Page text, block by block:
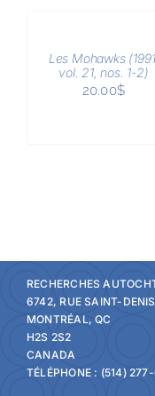
DÉTAILS
Les Mohawks
vol. 21, nos. 1-2)
20.00$
RECHERCHES
6742, RUE SAINT-DENIS
MONTRÉAL, QC
H2S 2S2
CANADA
TÉLÉPHONE : (514)